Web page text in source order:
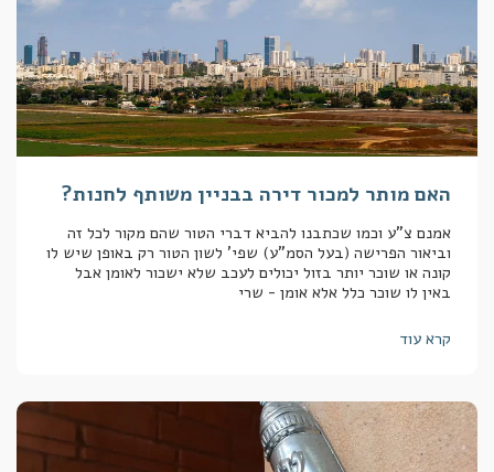
האם מותר למכור דירה בבניין משותף לחנות?
אמנם צ"ע וכמו שכתבנו להביא דברי הטור שהם מקור לכל זה
וביאור הפרישה (בעל הסמ"ע) שפי' לשון הטור רק באופן שיש לו
קונה או שוכר יותר בזול יכולים לעכב שלא ישכור לאומן אבל
באין לו שוכר כלל אלא אומן - שרי
קרא עוד